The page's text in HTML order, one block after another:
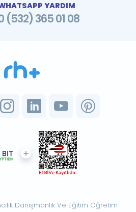
YARDIM
(532) 365 01 08
Danışmanlık Ve Eğitim Öğretim